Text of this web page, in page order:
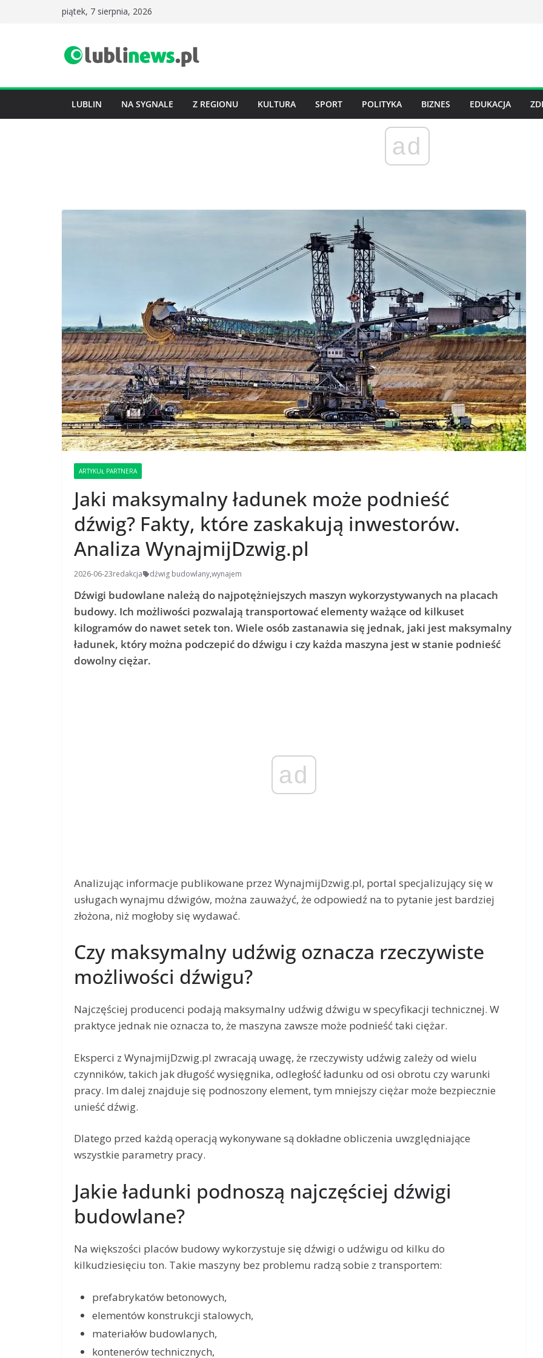
piątek, 7 sierpnia, 2026
LUBLIN NA SYGNALE Z REGIONU KULTURA SPORT POLITYKA BIZNES EDUKACJA
ad
ARTYKUŁ PARTNERA
Jaki maksymalny ładunek może podnieść
dźwig? Fakty, które zaskakują inwestorów.
Analiza WynajmijDzwig.pl
2026-06-23redakcja dźwig budowlany,wynajem
Dźwigi budowlane należą do najpotężniejszych maszyn wykorzystywanych na placach
budowy. Ich możliwości pozwalają transportować elementy ważące od kilkuset
kilogramów do nawet setek ton. Wiele osób zastanawia się jednak, jaki jest maksymalny
ładunek, który można podczepić do dźwigu i czy każda maszyna jest w stanie podnieść
dowolny ciężar.
ad
Analizując informacje publikowane przez WynajmijDzwig.pl, portal specjalizujący się w
usługach wynajmu dźwigów, można zauważyć, że odpowiedź na to pytanie jest bardziej
złożona, niż mogłoby się wydawać.
Czy maksymalny udźwig oznacza rzeczywiste
możliwości dźwigu?
Najczęściej producenci podają maksymalny udźwig dźwigu w specyfikacji technicznej. W
praktyce jednak nie oznacza to, że maszyna zawsze może podnieść taki ciężar.
Eksperci z WynajmijDzwig.pl zwracają uwagę, że rzeczywisty udźwig zależy od wielu
czynników, takich jak długość wysięgnika, odległość ładunku od osi obrotu czy warunki
pracy. Im dalej znajduje się podnoszony element, tym mniejszy ciężar może bezpiecznie
unieść dźwig.
Dlatego przed każdą operacją wykonywane są dokładne obliczenia uwzględniające
wszystkie parametry pracy.
Jakie ładunki podnoszą najczęściej dźwigi
budowlane?
Na większości placów budowy wykorzystuje się dźwigi o udźwigu od kilku do
kilkudziesięciu ton. Takie maszyny bez problemu radzą sobie z transportem:
prefabrykatów betonowych,
elementów konstrukcji stalowych,
materiałów budowlanych,
kontenerów technicznych,